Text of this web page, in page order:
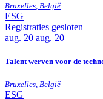
Bruxelles België
ESG
Registraties gesloten
aug. 20 aug. 20
Talent werven voor de
Bruxelles, België
ESG